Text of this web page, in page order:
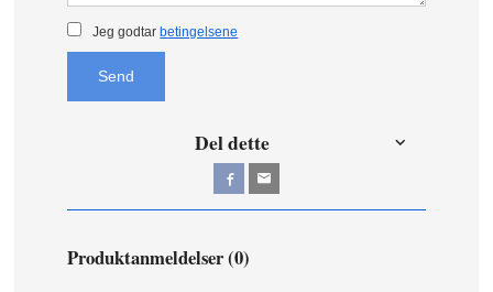
Jeg godtar betingelsene
Send
Del dette
Produktanmeldelser (0)